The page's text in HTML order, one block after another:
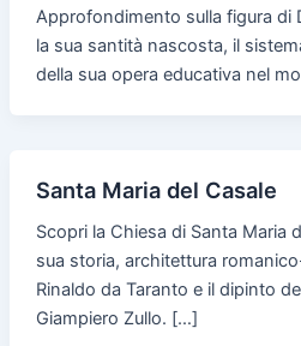
Approfondimento sulla figura di
la sua santità nascosta, il
della sua opera educativa nel
Santa Maria del Casale
Scopri la Chiesa di Santa Maria
sua storia, architettura
Rinaldo da Taranto e il dipinto
Giampiero Zullo. […]